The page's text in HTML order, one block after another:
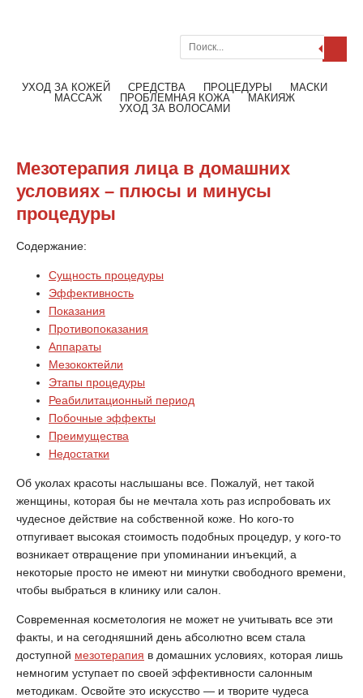
УХОД ЗА КОЖЕЙ СРЕДСТВА ПРОЦЕДУРЫ
МАСКИ
МАССАЖ
ПРОБЛЕМНАЯ КОЖА
МАКИЯЖ
УХОД ЗА ВОЛОСАМИ
Мезотерапия лица в домашних
условиях – плюсы и минусы
процедуры
Содержание:
Сущность процедуры
Эффективность
Показания
Противопоказания
Аппараты
Мезококтейли
Этапы процедуры
Реабилитационный период
Побочные эффекты
Преимущества
Недостатки
Об уколах красоты наслышаны все. Пожалуй, нет такой
женщины, которая бы не мечтала хоть раз испробовать их
чудесное действие на собственной коже. Но кого-то
отпугивает высокая стоимость подобных процедур, у кого-то
возникает отвращение при упоминании инъекций, а
некоторые просто не имеют ни минутки свободного времени,
чтобы выбраться в клинику или салон.
Современная косметология не может не учитывать все эти
факты, и на сегодняшний день абсолютно всем стала
доступной мезотерапия в домашних условиях, которая лишь
немногим уступает по своей эффективности салонным
методикам. Освойте это искусство — и творите чудеса